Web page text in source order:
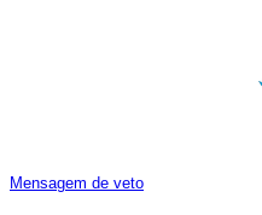
Mensagem de veto